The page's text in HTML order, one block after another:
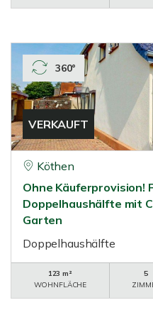
VERKAUFT
360°
Köthen
Ohne Käuferprovision!
Doppelhaushälfte mit
Garten
Doppelhaushälfte
123 m²
WOHNFLÄCHE
5